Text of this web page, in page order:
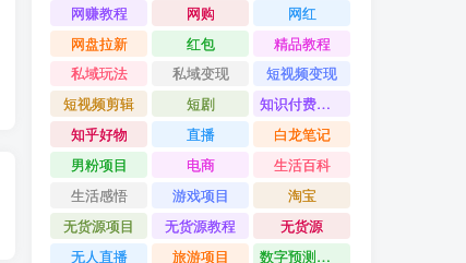
公众号情感爆文指南：ChatGPT成为你的情感故事好帮手！
网赚教程
网购
网红
网盘拉新
红包
精品教程
私域玩法
私域变现
短视频变现
短视频剪辑
短剧
知识付费项目
知乎好物
直播
白龙笔记
男粉项目
电商
生活百科
生活感悟
游戏项目
淘宝
无货源项目
无货源教程
无货源
无人直播
旅游项目
数字预测大师